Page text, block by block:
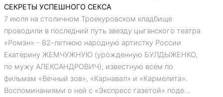
СЕКРЕТЫ УСПЕШНОГО СЕКСА
7 июля на столичном Троекуровском кладбище
проводили в последний путь звезду цыганского театра
«Ромэн» - 82-летнюю народную артистку России
Екатерину ЖЕМЧУЖНУЮ (урожденную БУЛДЫЖЕНКО,
по мужу АЛЕКСАНДРОВИЧ), известную всем по
фильмам «Вечный зов», «Карнавал» и «Кармелита».
Воспоминаниями о ней с «Экспресс газетой» поде...